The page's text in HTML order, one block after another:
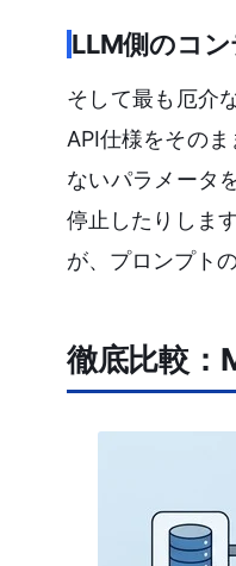
LLM側のコ
そして最も厄介
API仕様をその
ないパラメータ
停止したりしま
が、プロンプト
徹底比較：